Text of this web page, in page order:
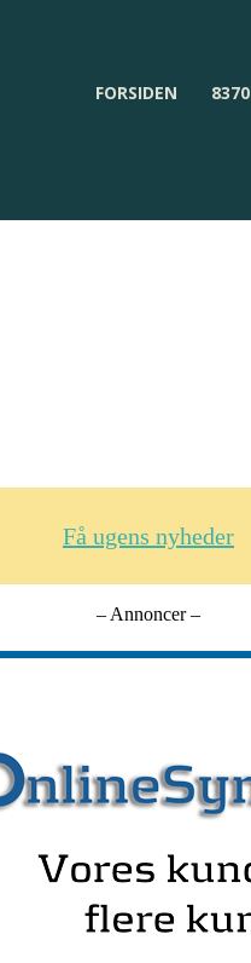
FORSIDEN 8370
Få ugens nyheder
– Annoncer –